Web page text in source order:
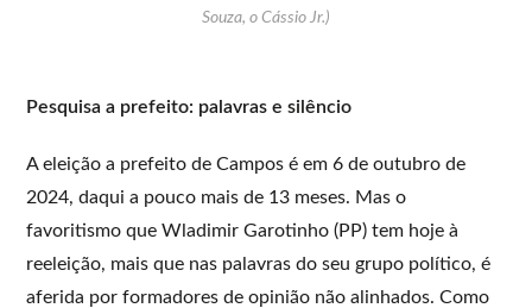
Souza, o Cássio Jr.)
Pesquisa a prefeito: palavras e silêncio
A eleição a prefeito de Campos é em 6 de outubro de
2024, daqui a pouco mais de 13 meses. Mas o
favoritismo que Wladimir Garotinho (PP) tem hoje à
reeleição, mais que nas palavras do seu grupo político, é
aferida por formadores de opinião não alinhados. Como